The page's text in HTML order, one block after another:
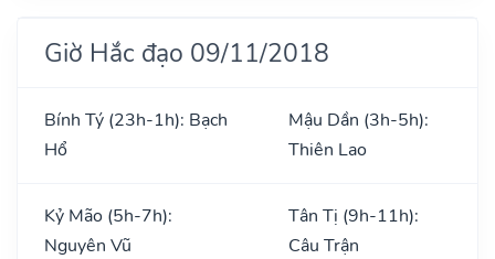
Giờ Hắc đạo 09/11/2018
Bính Tý (23h-1h): Bạch
Hổ
Mậu Dần (3h-5h):
Thiên Lao
Kỷ Mão (5h-7h):
Nguyên Vũ
Tân Tị (9h-11h):
Câu Trận